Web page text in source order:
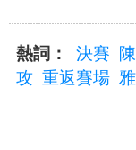
熱詞： 決賽
攻 重返賽場